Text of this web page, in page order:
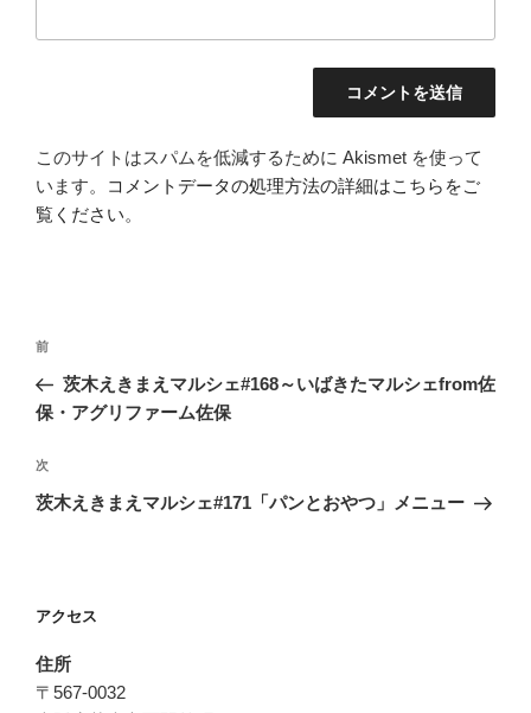
このサイトはスパムを低減するために Akismet を使って
います。
コメントデータの処理方法の詳細はこちらをご
覧ください。
投
ナ
ゲ
ー
前
の
投
前
茨木えきまえマルシェ#168～いばきたマルシェfrom佐
保・アグリファーム佐保
次
の
次
茨木えきまえマルシェ#171「パンとおやつ」メニュー
アクセス
住所
〒567-0032